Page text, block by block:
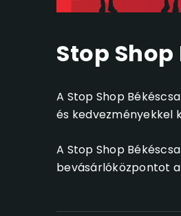
Stop
A Stop Shop
és kedvezményekkel
A Stop Shop
bevásárlóközpontot